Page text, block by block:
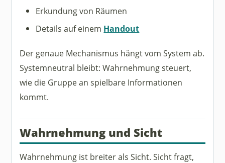
Erkundung von Räumen
Details auf einem Handout
Der genaue Mechanismus hängt vom System ab.
Systemneutral bleibt: Wahrnehmung steuert,
wie die Gruppe an spielbare Informationen
kommt.
Wahrnehmung und Sicht
Wahrnehmung ist breiter als Sicht. Sicht fragt,